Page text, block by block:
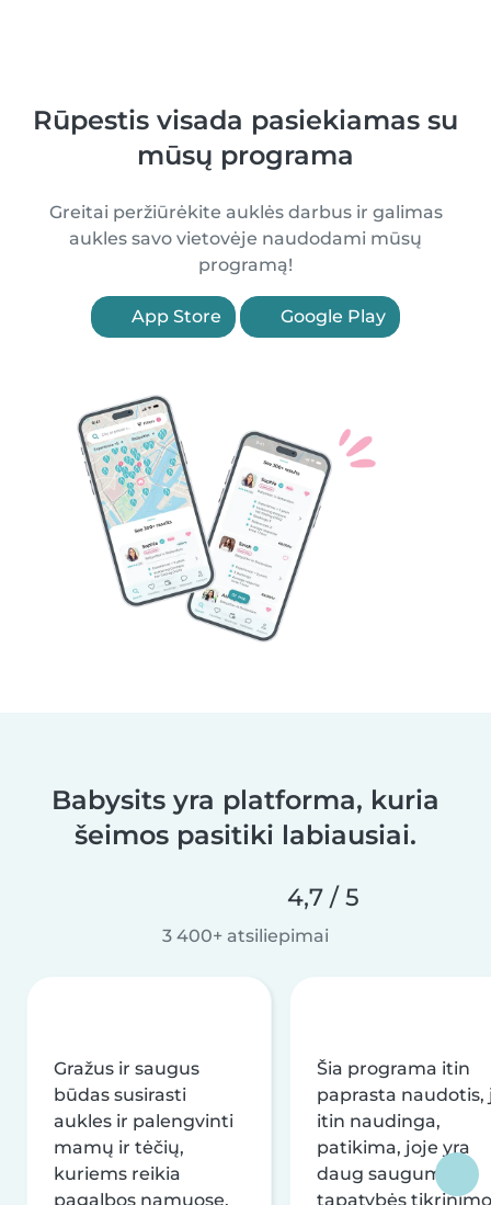
Rūpestis visada pasiekiamas su
mūsų programa
Greitai peržiūrėkite auklės darbus ir galimas
aukles savo vietovėje naudodami mūsų
programą!
App Store Google Play
Babysits yra platforma, kuria
šeimos pasitiki labiausiai.
4,7 / 5
3 400+ atsiliepimai
Gražus ir saugus
būdas susirasti
aukles ir palengvinti
mamų ir tėčių,
kuriems reikia
pagalbos namuose,
Šia programa itin
paprasta naudotis,
itin naudinga,
patikima, joje yra
daug saugumo ir
tapatybės tikrinimo